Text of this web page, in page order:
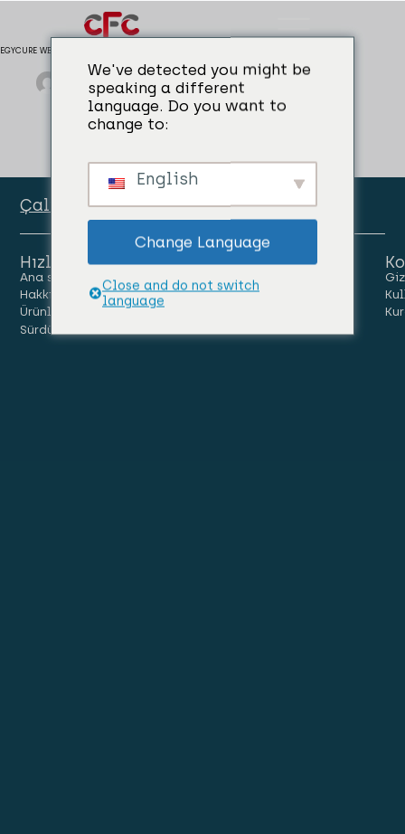
EGYCURE WB
admin 04/04/2024 Yüzey İşlem
Çalışan Portalı
Hızlı Linkler
Ana sayfa
Hakkımızda
Ürünler
Sürdürülebilirlik
İnsanlar
Haberler
Kariyer
Bize Ulaşın
We've detected you might be
speaking a different
language. Do you want to
change to:
English
Change Language
Close and do not switch
language